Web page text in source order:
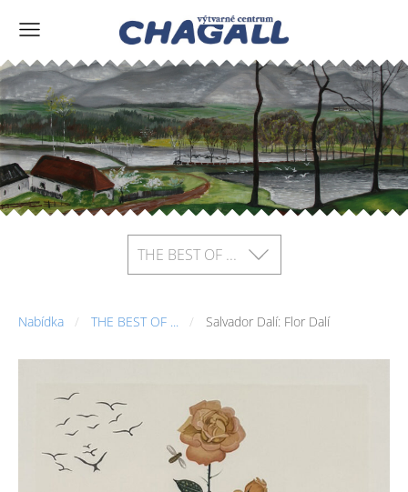
THE BEST OF ...
Nabídka THE BEST OF ... Salvador Dalí: Flor Dalí